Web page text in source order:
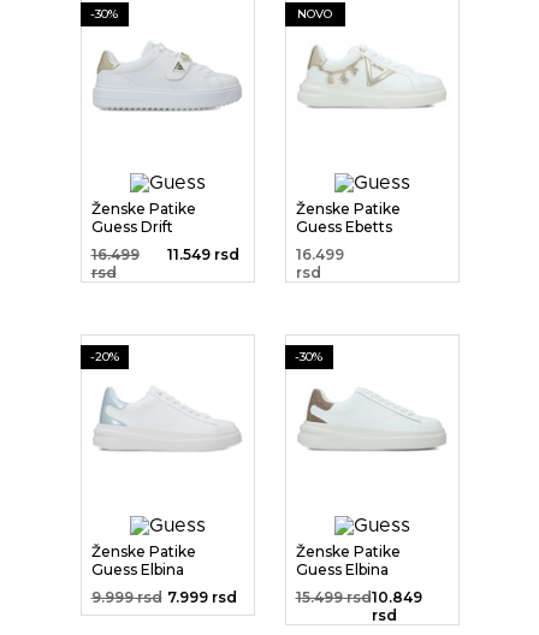
Ženske Patike
Guess Drift
16.499
rsd
11.549 rsd
-30%
Ženske Patike
Guess Ebetts
16.499
rsd
NOVO
Ženske Patike
Guess Elbina
9.999 rsd 7.999 rsd
-20%
Ženske Patike
Guess Elbina
15.499 rsd10.849
rsd
-30%